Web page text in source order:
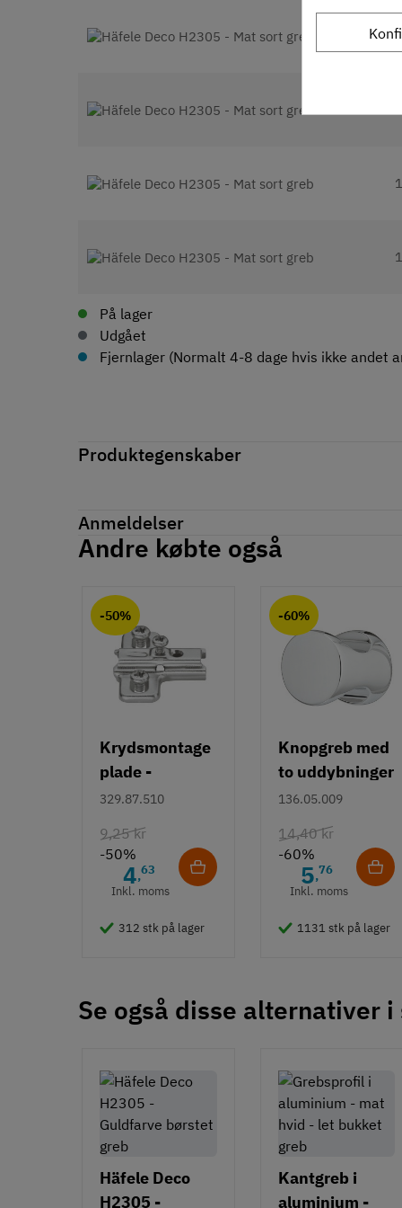
På lager
Udgået
Fjernlager (Normalt 4-8 dage hvis ikke andet
Produktegenskaber
På lager 8 Varer
Produktinformation
Materiale
Aluminium
Overflade
Hulafstand
128 mm
160 mm
192 mm
Mat
Sort
Montering
Type
Art Deco
Anmeldelser
Andre købte også
-50%
Krydsmontage
plade -
Duomatic SL -
329.87.510
9,25 kr
-50%
4,63
Inkl. moms
312 stk på lager
-60%
Knopgreb med
to uddybninger
- rustfrit stål
136.05.009
14,40 kr
-60%
5,76
Inkl. moms
1131 stk på lager
Se også disse alternativer
Häfele Deco
H2305 -
Kantgreb i
aluminium -